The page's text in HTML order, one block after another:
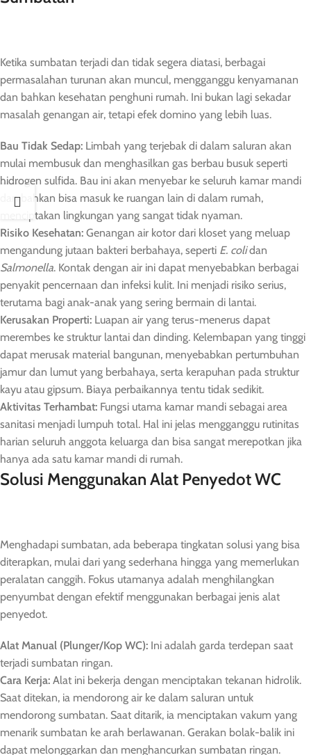
Ketika sumbatan terjadi dan tidak segera diatasi, berbagai
permasalahan turunan akan muncul, mengganggu kenyamanan
dan bahkan kesehatan penghuni rumah. Ini bukan lagi sekadar
masalah genangan air, tetapi efek domino yang lebih luas.
Bau Tidak Sedap: Limbah yang terjebak di dalam saluran akan
mulai membusuk dan menghasilkan gas berbau busuk seperti
hidrogen sulfida. Bau ini akan menyebar ke seluruh kamar mandi
dan bahkan bisa masuk ke ruangan lain di dalam rumah,
menciptakan lingkungan yang sangat tidak nyaman.
Risiko Kesehatan: Genangan air kotor dari kloset yang meluap
mengandung jutaan bakteri berbahaya, seperti E. colidan
Salmonella. Kontak dengan air ini dapat menyebabkan berbagai
penyakit pencernaan dan infeksi kulit. Ini menjadi risiko serius,
terutama bagi anak-anak yang sering bermain di lantai.
Kerusakan Properti: Luapan air yang terus-menerus dapat
merembes ke struktur lantai dan dinding. Kelembapan yang tinggi
dapat merusak material bangunan, menyebabkan pertumbuhan
jamur dan lumut yang berbahaya, serta kerapuhan pada struktur
kayu atau gipsum. Biaya perbaikannya tentu tidak sedikit.
Aktivitas Terhambat: Fungsi utama kamar mandi sebagai area
sanitasi menjadi lumpuh total. Hal ini jelas mengganggu rutinitas
harian seluruh anggota keluarga dan bisa sangat merepotkan jika
hanya ada satu kamar mandi di rumah.
Solusi Menggunakan Alat Penyedot WC
Menghadapi sumbatan, ada beberapa tingkatan solusi yang bisa
diterapkan, mulai dari yang sederhana hingga yang memerlukan
peralatan canggih. Fokus utamanya adalah menghilangkan
penyumbat dengan efektif menggunakan berbagai jenis alat
penyedot.
Alat Manual (Plunger/Kop WC): Ini adalah garda terdepan saat
terjadi sumbatan ringan.
Cara Kerja: Alat ini bekerja dengan menciptakan tekanan hidrolik.
Saat ditekan, ia mendorong air ke dalam saluran untuk
mendorong sumbatan. Saat ditarik, ia menciptakan vakum yang
menarik sumbatan ke arah berlawanan. Gerakan bolak-balik ini
dapat melonggarkan dan menghancurkan sumbatan ringan.